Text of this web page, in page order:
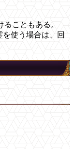
こともある。
使う場合は、回